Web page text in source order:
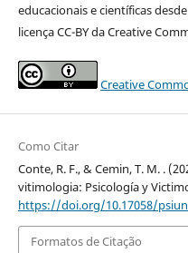
educacionais e científicas
licença CC-BY da Creative
Creative
Como Citar
Conte, R. F., & Cemin, T. M. .
vitimologia: Psicología y
https://doi.org/10.17058/
Formatos de Citação